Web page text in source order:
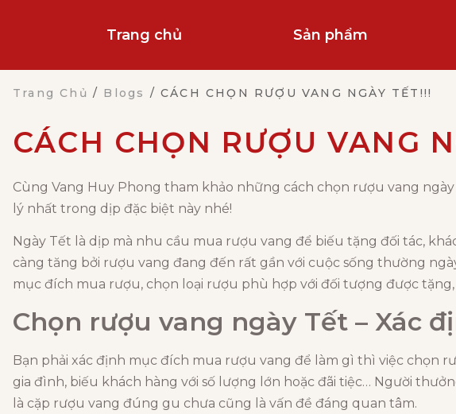
Trang chủ Sản phẩm
Trang Chủ / Blogs /CÁCH CHỌN RƯỢU VANG NGÀY TẾT!!!
CÁCH CHỌN RƯỢU VANG
Cùng Vang Huy Phong tham khảo những cách chọn rượu vang
lý nhất trong dịp đặc biệt này nhé!
Ngày Tết là dịp mà nhu cầu mua rượu vang để biếu tặng đối tác,
càng tăng bởi rượu vang đang đến rất gần với cuộc sống thường
mục đích mua rượu, chọn loại rượu phù hợp với đối tượng được
Chọn rượu vang ngày Tết – Xác
Bạn phải xác định mục đích mua rượu vang để làm gì thì việc chọn
gia đình, biếu khách hàng với số lượng lớn hoặc đãi tiệc… Người
là cặp rượu vang đúng gu chưa cũng là vấn đề đáng quan tâm.